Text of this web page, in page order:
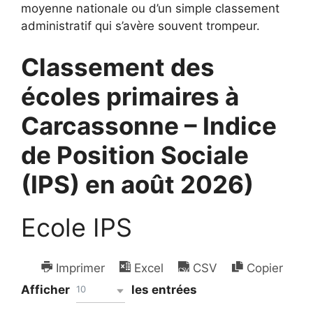
moyenne nationale ou d’un simple classement
administratif qui s’avère souvent trompeur.
Classement des
écoles primaires à
Carcassonne – Indice
de Position Sociale
(IPS) en août 2026)
Ecole IPS
Imprimer Excel CSV
Copier
Afficher 10 les entrées